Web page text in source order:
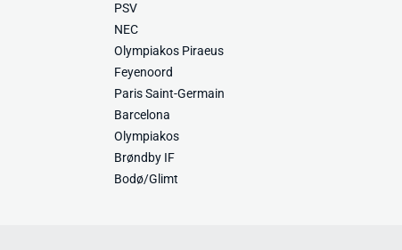
PSV
NEC
Olympiakos Piraeus
Feyenoord
Paris Saint-Germain
Barcelona
Olympiakos
Brøndby IF
Bodø/Glimt